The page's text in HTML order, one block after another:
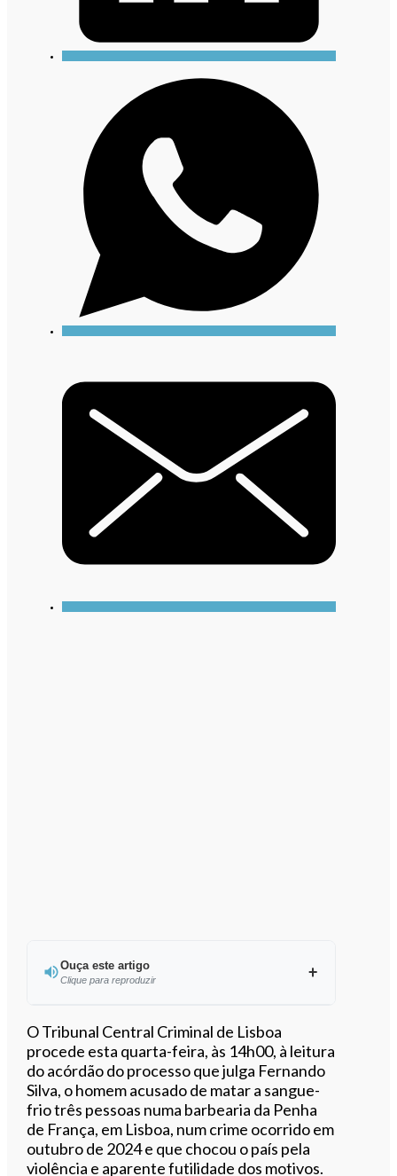
Ouça este artigo
Clique para reproduzir
Ouvir este artigo
O Tribunal Central Criminal de Lisboa
procede esta quarta-feira, às 14h00, à leitura
do acórdão do processo que julga Fernando
Silva, o homem acusado de matar a sangue-
frio três pessoas numa barbearia da Penha
de França, em Lisboa, num crime ocorrido em
outubro de 2024 e que chocou o país pela
violência e aparente futilidade dos motivos.